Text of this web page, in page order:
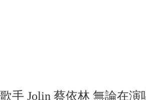
歌手 Jolin 蔡依林 無論在